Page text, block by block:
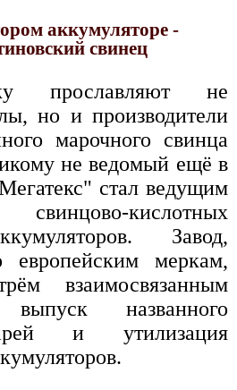
аккумуляторе -
свинец
прославляют не
но и производители
марочного свинца
не ведомый ещё в
стал ведущим
свинцово-кислотных
Завод,
европейским меркам,
взаимосвязанным
выпуск названного
и утилизация